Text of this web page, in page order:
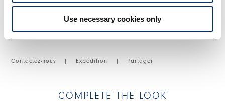
Use necessary cookies only
Contactez-nous | Expédition | Partager
COMPLETE THE LOOK